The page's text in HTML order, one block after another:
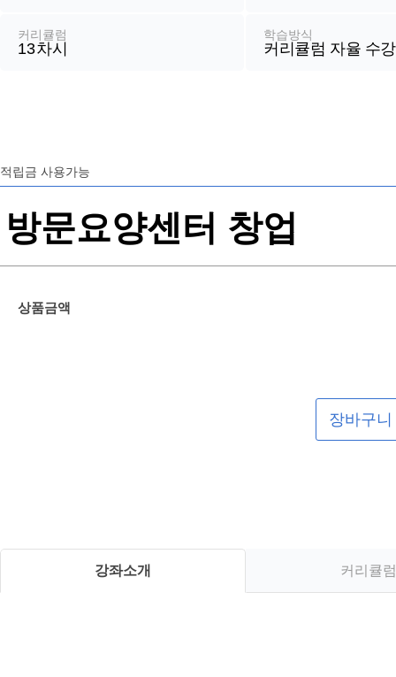
커리큘럼
13차시
학습방식
커리큘럼 자율 수
적립금 사용가능
방문요양센터 창업
상품금액
장바구니
강좌소개 커리큘